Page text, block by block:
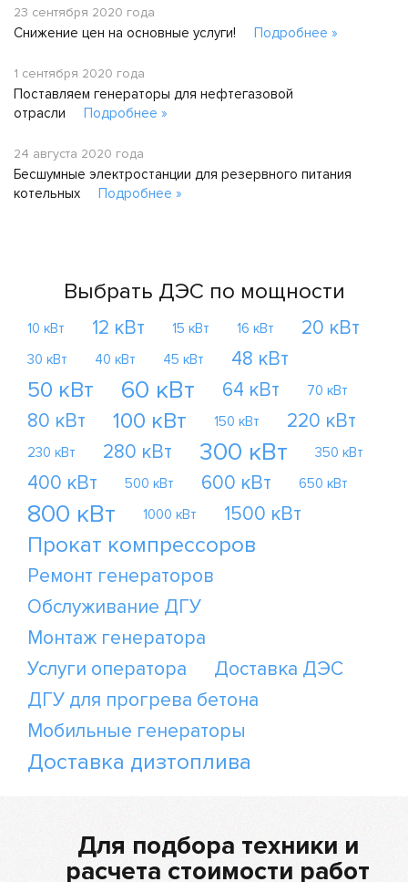
23 сентября 2020 года
Снижение цен на основные услуги! Подробнее »
1 сентября 2020 года
Поставляем генераторы для нефтегазовой
отрасли
Подробнее »
24 августа 2020 года
Бесшумные электростанции для резервного питания
котельных
Подробнее »
Выбрать ДЭС по мощности
10 кВт 12 кВт 15 кВт 16 кВт 20 кВт
30 кВт 40 кВт 45 кВт 48 кВт
50 кВт 60 кВт 64 кВт 70 кВт
80 кВт 100 кВт 150 кВт 220 кВт
230 кВт 280 кВт 300 кВт 350 кВт
400 кВт 500 кВт 600 кВт 650 кВт
800 кВт 1000 кВт 1500 кВт
Прокат компрессоров
Ремонт генераторов
Обслуживание ДГУ
Монтаж генератора
Услуги оператора
Доставка ДЭС
ДГУ для прогрева бетона
Мобильные генераторы
Доставка дизтоплива
Для подбора техники и
расчета стоимости работ